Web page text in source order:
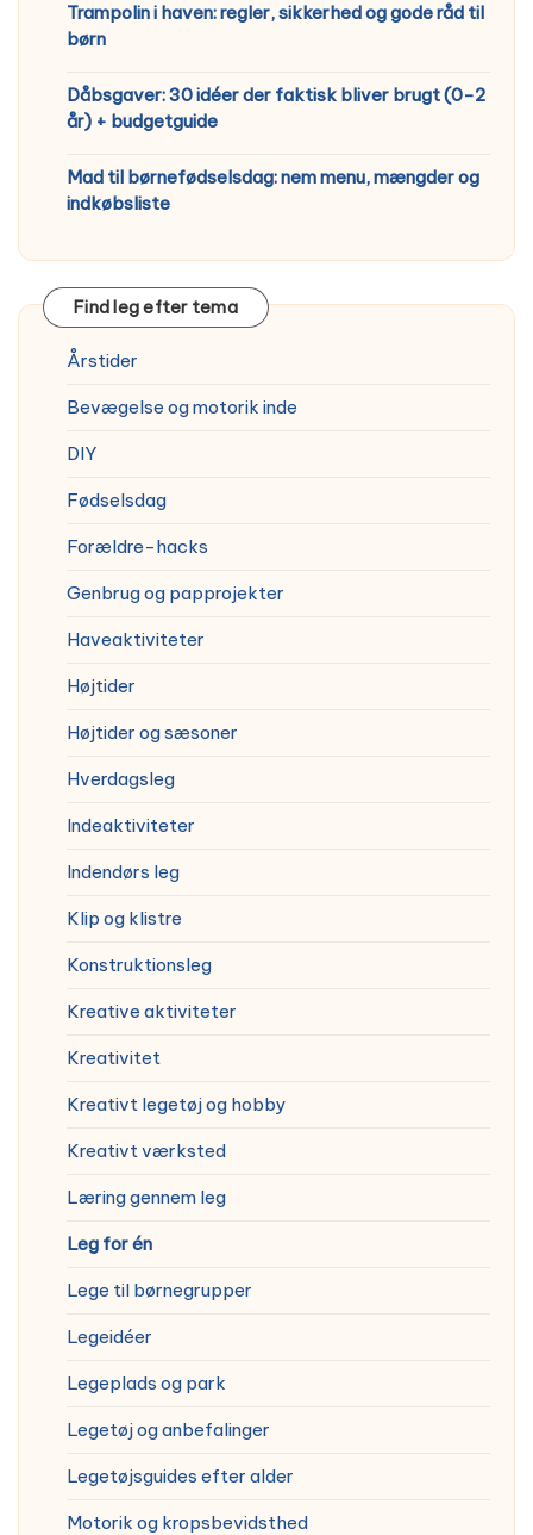
Trampolin i haven: regler, sikkerhed og gode råd til
børn
Dåbsgaver: 30 idéer der faktisk bliver brugt (0-2
år) + budgetguide
Mad til børnefødselsdag: nem menu, mængder og
indkøbsliste
Find leg efter tema
Årstider
Bevægelse og motorik inde
DIY
Fødselsdag
Forældre-hacks
Genbrug og papprojekter
Haveaktiviteter
Højtider
Højtider og sæsoner
Hverdagsleg
Indeaktiviteter
Indendørs leg
Klip og klistre
Konstruktionsleg
Kreative aktiviteter
Kreativitet
Kreativt legetøj og hobby
Kreativt værksted
Læring gennem leg
Leg for én
Lege til børnegrupper
Legeidéer
Legeplads og park
Legetøj og anbefalinger
Legetøjsguides efter alder
Motorik og kropsbevidsthed